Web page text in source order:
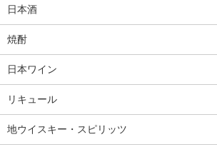
日本酒
焼酎
日本ワイン
リキュール
地ウイスキー・スピリッツ